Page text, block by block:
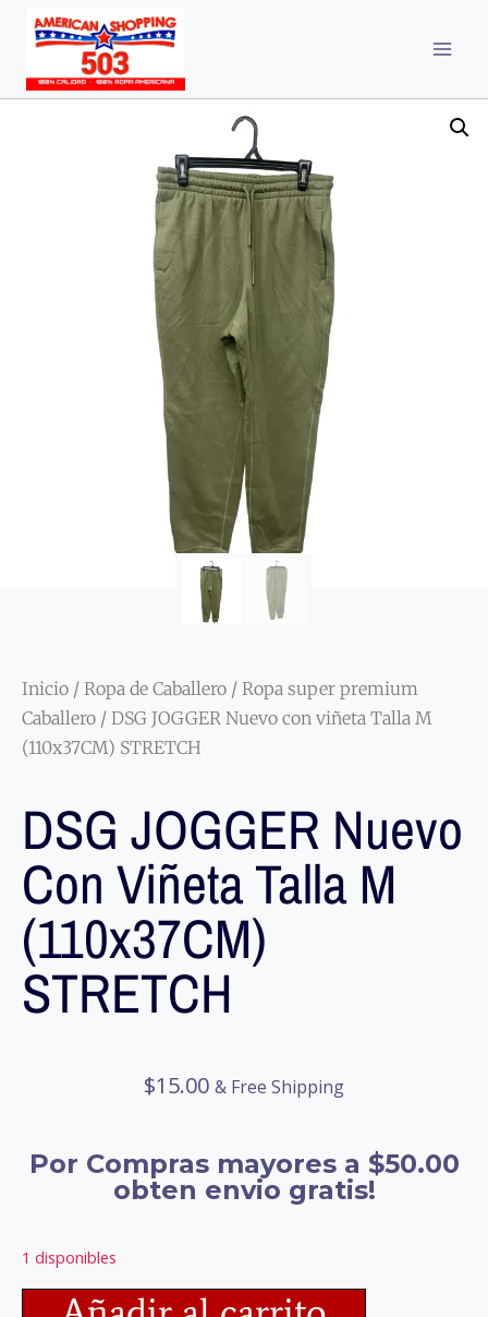
Inicio / Ropa de Caballero / Ropa super premium
Caballero / DSG JOGGER Nuevo con viñeta Talla M
(110x37CM) STRETCH
DSG JOGGER Nuevo
Con Viñeta Talla M
(110x37CM)
STRETCH
$15.00 & Free Shipping
Por Compras mayores a $50.00
obten envio gratis!
1 disponibles